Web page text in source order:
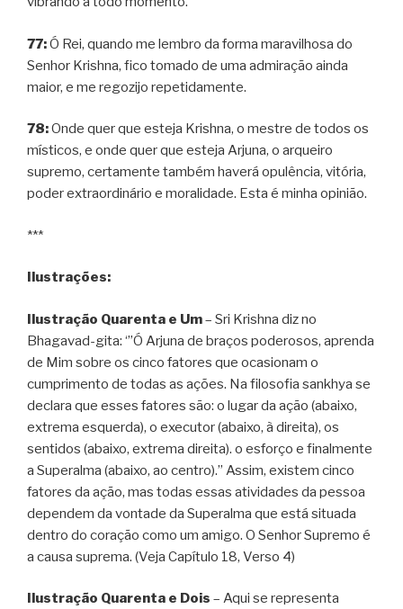
77:Ó Rei, quando me lembro da forma maravilhosa do
Senhor Krishna, fico tomado de uma admiração ainda
maior, e me regozijo repetidamente.
78:Onde quer que esteja Krishna, o mestre de todos os
místicos, e onde quer que esteja Arjuna, o arqueiro
supremo, certamente também haverá opulência, vitória,
poder extraordinário e moralidade. Esta é minha opinião.
***
Ilustrações:
Ilustração Quarenta e Um– Sri Krishna diz no
Bhagavad-gita: ‘”Ó Arjuna de braços poderosos, aprenda
de Mim sobre os cinco fatores que ocasionam o
cumprimento de todas as ações. Na filosofia sankhya se
declara que esses fatores são: o lugar da ação (abaixo,
extrema esquerda), o executor (abaixo, à direita), os
sentidos (abaixo, extrema direita). o esforço e finalmente
a Superalma (abaixo, ao centro).” Assim, existem cinco
fatores da ação, mas todas essas atividades da pessoa
dependem da vontade da Superalma que está situada
dentro do coração como um amigo. O Senhor Supremo é
a causa suprema. (Veja Capítulo 18, Verso 4)
Ilustração Quarenta e Dois – Aqui se representa